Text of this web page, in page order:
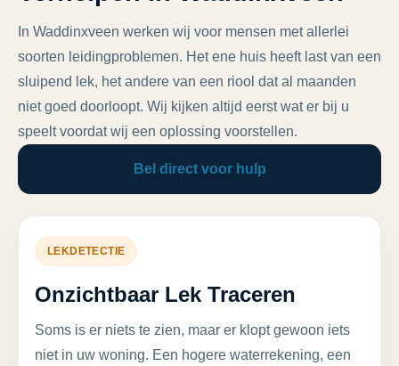
In Waddinxveen werken wij voor mensen met allerlei
soorten leidingproblemen. Het ene huis heeft last van een
sluipend lek, het andere van een riool dat al maanden
niet goed doorloopt. Wij kijken altijd eerst wat er bij u
speelt voordat wij een oplossing voorstellen.
Bel direct voor hulp
LEKDETECTIE
Onzichtbaar Lek Traceren
Soms is er niets te zien, maar er klopt gewoon iets
niet in uw woning. Een hogere waterrekening, een